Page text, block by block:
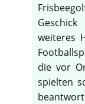
weiteres
die vor
spielten